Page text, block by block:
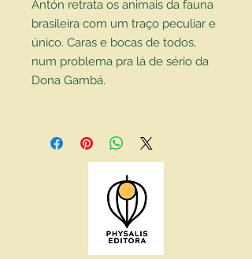
Antón retrata os animais da fauna
brasileira com um traço peculiar e
único. Caras e bocas de todos,
num problema pra lá de sério da
Dona Gambá.